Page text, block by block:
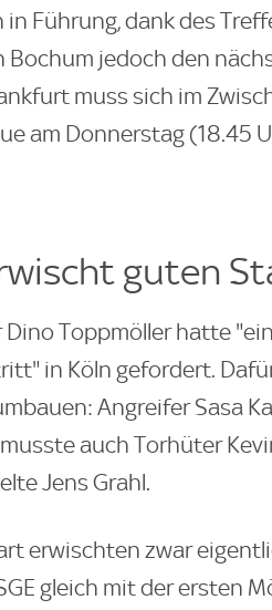
in Führung, dank des
Bochum jedoch den
muss sich im
am Donnerstag (18.45
guten
Toppmöller hatte
in Köln gefordert.
Angreifer Sasa
auch Torhüter
Jens Grahl.
erwischten zwar
gleich mit der ersten